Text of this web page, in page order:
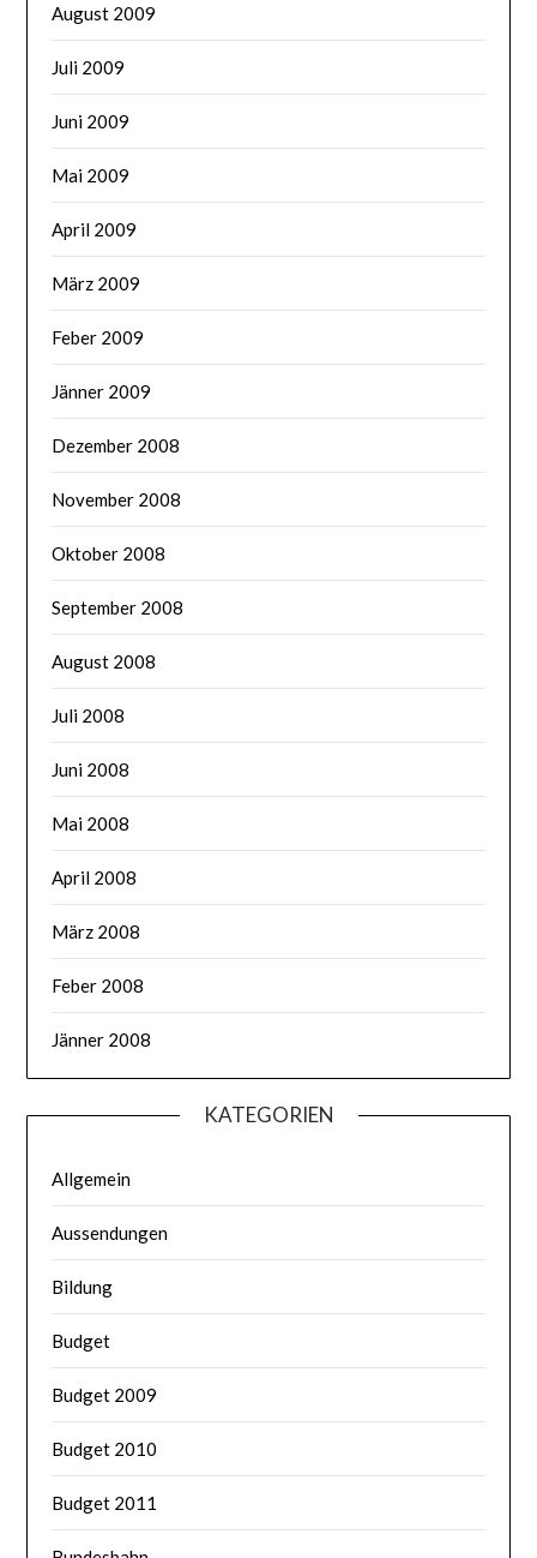
August 2009
Juli 2009
Juni 2009
Mai 2009
April 2009
März 2009
Feber 2009
Jänner 2009
Dezember 2008
November 2008
Oktober 2008
September 2008
August 2008
Juli 2008
Juni 2008
Mai 2008
April 2008
März 2008
Feber 2008
Jänner 2008
KATEGORIEN
Allgemein
Aussendungen
Bildung
Budget
Budget 2009
Budget 2010
Budget 2011